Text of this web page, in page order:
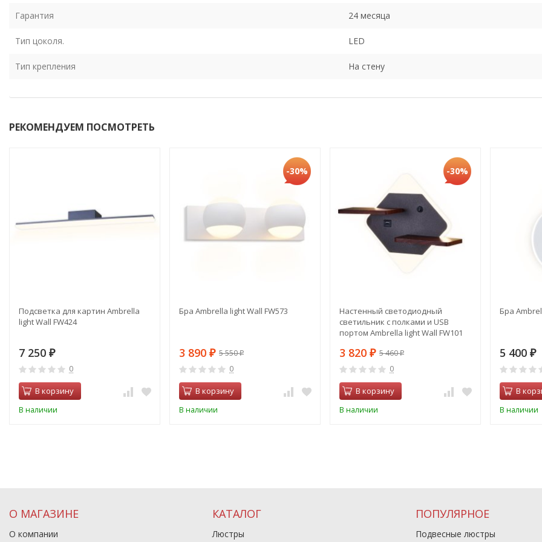
Гарантия 24 месяца
Тип цоколя. LED
Тип крепления На стену
РЕКОМЕНДУЕМ ПОСМОТРЕТЬ
Подсветка для картин Ambrella
light Wall FW424
7 250 ₽
0
В корзину
В наличии
-30%
Бра Ambrella light Wall FW573
3 890 ₽ 5 550₽
0
В корзину
В наличии
-30%
Настенный светодиодный
светильник с полками и USB
портом Ambrella light Wall FW101
3 820 ₽ 5 460₽
0
В корзину
В наличии
Бра
5 400 ₽
В
В наличии
О МАГАЗИНЕ
О компании
КАТАЛОГ
Люстры
ПОПУЛЯРНОЕ
Подвесные люстры